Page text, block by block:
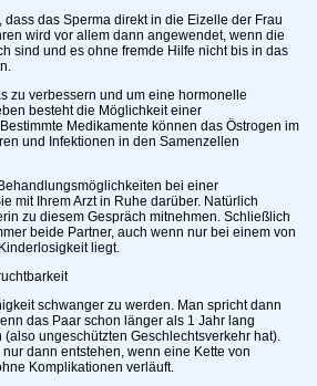
dass das Sperma direkt in die Eizelle der Frau
wird vor allem dann angewendet, wenn die
sind und es ohne fremde Hilfe nicht bis in das
zu verbessern und um eine hormonelle
besteht die Möglichkeit einer
Medikamente können das Östrogen im
und Infektionen in den Samenzellen
bei einer
mit Ihrem Arzt in Ruhe darüber. Natürlich
zu diesem Gespräch mitnehmen. Schließlich
beide Partner, auch wenn nur bei einem von
liegt.
schwanger zu werden. Man spricht dann
das Paar schon länger als 1 Jahr lang
ungeschützten Geschlechtsverkehr hat).
dann entstehen, wenn eine Kette von
Komplikationen verläuft.